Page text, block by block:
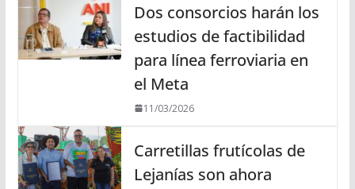
Dos consorcios harán los
estudios de factibilidad
para línea ferroviaria en
el Meta
11/03/2026
Carretillas frutícolas de
Lejanías son ahora